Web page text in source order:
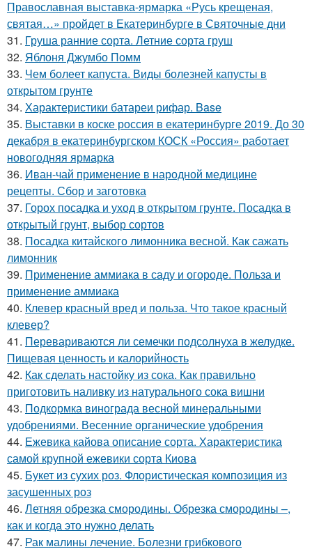
Православная выставка-ярмарка «Русь крещеная,
святая…» пройдет в Екатеринбурге в Святочные дни
31. Груша ранние сорта. Летние сорта груш
32. Яблоня Джумбо Помм
33. Чем болеет капуста. Виды болезней капусты в
открытом грунте
34. Характеристики батареи рифар. Base
35. Выставки в коске россия в екатеринбурге 2019. До 30
декабря в екатеринбургском КОСК «Россия» работает
новогодняя ярмарка
36. Иван-чай применение в народной медицине
рецепты. Сбор и заготовка
37. Горох посадка и уход в открытом грунте. Посадка в
открытый грунт, выбор сортов
38. Посадка китайского лимонника весной. Как сажать
лимонник
39. Применение аммиака в саду и огороде. Польза и
применение аммиака
40. Клевер красный вред и польза. Что такое красный
клевер?
41. Перевариваются ли семечки подсолнуха в желудке.
Пищевая ценность и калорийность
42. Как сделать настойку из сока. Как правильно
приготовить наливку из натурального сока вишни
43. Подкормка винограда весной минеральными
удобрениями. Весенние органические удобрения
44. Ежевика кайова описание сорта. Характеристика
самой крупной ежевики сорта Киова
45. Букет из сухих роз. Флористическая композиция из
засушенных роз
46. Летняя обрезка смородины. Обрезка смородины –,
как и когда это нужно делать
47. Рак малины лечение. Болезни грибкового